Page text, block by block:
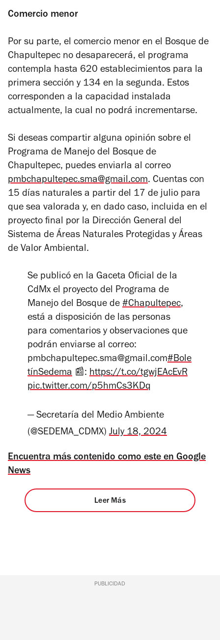
Comercio menor
Por su parte, el comercio menor en el Bosque de
Chapultepec no desaparecerá, el programa
contempla hasta 620 establecimientos para la
primera sección y 134 en la segunda. Estos
corresponden a la capacidad instalada
actualmente, la cual no podrá incrementarse.
Si deseas compartir alguna opinión sobre el
Programa de Manejo del Bosque de
Chapultepec, puedes enviarla al correo
pmbchapultepec.sma@gmail.com. Cuentas con
15 días naturales a partir del 17 de julio para
que sea valorada y, en dado caso, incluida en el
proyecto final por la Dirección General del
Sistema de Áreas Naturales Protegidas y Áreas
de Valor Ambiental.
Se publicó en la Gaceta Oficial de la
CdMx el proyecto del Programa de
Manejo del Bosque de #Chapultepec,
está a disposición de las personas
para comentarios y observaciones que
podrán enviarse al correo:
pmbchapultepec.sma@gmail.com#Bole
tínSedema 📰: https://t.co/tgwjEAcEvR
pic.twitter.com/p5hmCs3KDq
— Secretaría del Medio Ambiente
(@SEDEMA_CDMX) July 18, 2024
Encuentra más contenido como este en Google
News
Leer Más
PUBLICIDAD